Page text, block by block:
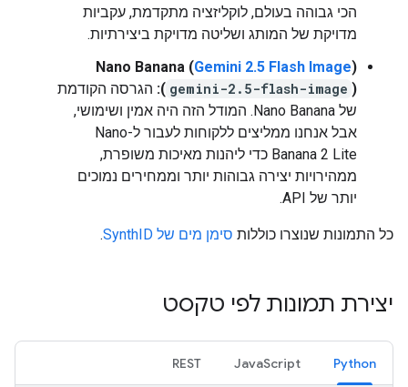
הכי גבוהה בעולם, לוקליזציה מתקדמת, עקביות
מדויקת של המותג ושליטה מדויקת ביצירתיות.
Nano Banana (Gemini 2.5 Flash Image)
(
gemini-2.5-flash-image
): הגרסה הקודמת
של Nano Banana. המודל הזה היה אמין ושימושי,
אבל אנחנו ממליצים ללקוחות לעבור ל-Nano
Banana 2 Lite כדי ליהנות מאיכות משופרת,
ממהירויות יצירה גבוהות יותר וממחירים נמוכים
יותר של API.
כל התמונות שנוצרו כוללות סימן מים של SynthID .
יצירת תמונות לפי טקסט
Python
JavaScript
REST